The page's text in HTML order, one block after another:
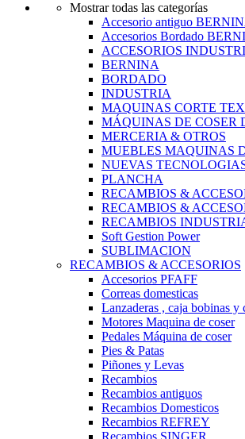
Mostrar todas las categorías
Accesorio antiguo
Accesorios Bordado
ACCESORIOS
BERNINA
BORDADO
INDUSTRIA
MAQUINAS CORTE
MÁQUINAS DE COSER
MERCERIA & OTROS
MUEBLES MAQUINAS
NUEVAS
PLANCHA
RECAMBIOS &
RECAMBIOS &
RECAMBIOS
Soft Gestion Power
SUBLIMACION
RECAMBIOS & ACCESORIOS
Accesorios PFAFF
Correas domesticas
Lanzaderas , caja bobinas y
Motores Maquina de coser
Pedales Máquina de coser
Pies & Patas
Piñones y Levas
Recambios
Recambios antiguos
Recambios Domesticos
Recambios REFREY